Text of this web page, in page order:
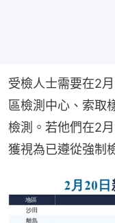
受檢人士需要在2
區檢測中心、索取
檢測。若他們在2
獲視為已遵從強制